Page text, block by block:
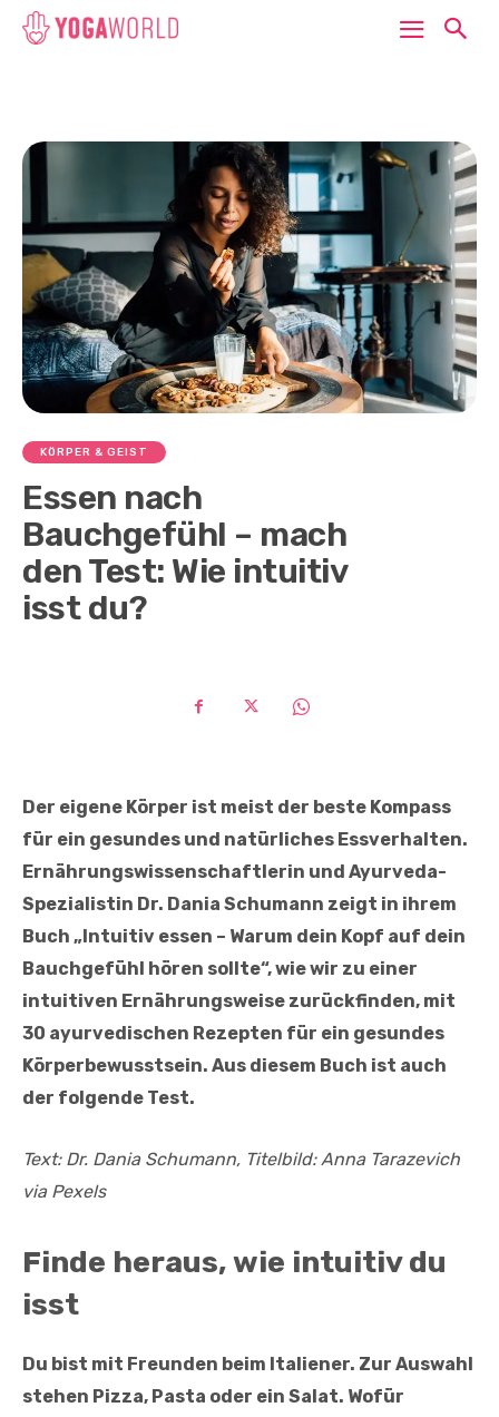
KÖRPER & GEIST
Essen nach
Bauchgefühl – mach
den Test: Wie intuitiv
isst du?
Der eigene Körper ist meist der beste Kompass
für ein gesundes und natürliches Essverhalten.
Ernährungswissenschaftlerin und Ayurveda-
Spezialistin Dr. Dania Schumann zeigt in ihrem
Buch „Intuitiv essen – Warum dein Kopf auf dein
Bauchgefühl hören sollte“, wie wir zu einer
intuitiven Ernährungsweise zurückfinden, mit
30 ayurvedischen Rezepten für ein gesundes
Körperbewusstsein. Aus diesem Buch ist auch
der folgende Test.
Text: Dr. Dania Schumann, Titelbild: Anna Tarazevich
via Pexels
Finde heraus, wie intuitiv du
isst
Du bist mit Freunden beim Italiener. Zur Auswahl
stehen Pizza, Pasta oder ein Salat. Wofür